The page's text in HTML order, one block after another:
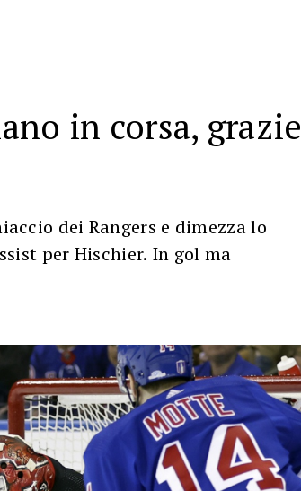
in corsa, grazie
dei Rangers e dimezza lo
per Hischier. In gol ma